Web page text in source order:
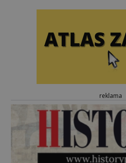
reklama